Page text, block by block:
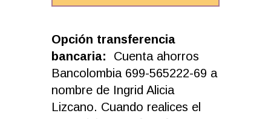
Opción transferencia
bancaria:
Cuenta ahorros
Bancolombia 699-565222-69 a
nombre de Ingrid Alicia
Lizcano. Cuando realices el